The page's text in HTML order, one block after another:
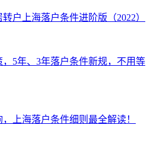
户上海落户条件进阶版（2022）
5年、3年落户条件新规，不用等
上海落户条件细则最全解读！